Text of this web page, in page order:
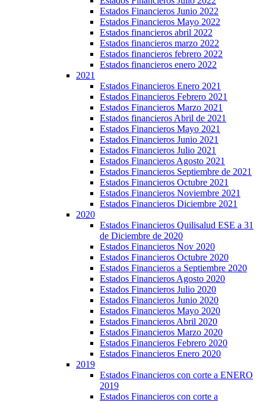
Estados Financieros Junio 2022
Estados Financieros Mayo 2022
Estados financieros abril 2022
Estados financieros marzo 2022
Estados financieros febrero 2022
Estados financieros enero 2022
2021
Estados Financieros Enero 2021
Estados Financieros Febrero 2021
Estados Financieros Marzo 2021
Estados financieros Abril de 2021
Estados Financieros Mayo 2021
Estados Financieros Junio 2021
Estados Financieros Julio 2021
Estados Financieros Agosto 2021
Estados Financieros Septiembre de 2021
Estados Financieros Octubre 2021
Estados Financieros Noviembre 2021
Estados Financieros Diciembre 2021
2020
Estados Financieros Quilisalud ESE a 31
de Diciembre de 2020
Estados Financieros Nov 2020
Estados Financieros Octubre 2020
Estados Financieros a Septiembre 2020
Estados Financieros Agosto 2020
Estados Financieros Julio 2020
Estados Financieros Junio 2020
Estados Financieros Mayo 2020
Estados Financieros Abril 2020
Estados Financieros Marzo 2020
Estados Financieros Febrero 2020
Estados Financieros Enero 2020
2019
Estados Financieros con corte a ENERO
2019
Estados Financieros con corte a